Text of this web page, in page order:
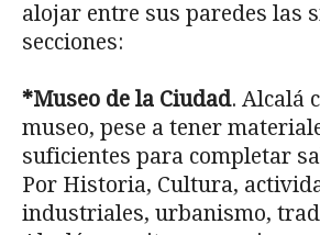
alojar entre sus paredes las
secciones:
*Museo de la Ciudad. Alcalá
museo, pese a tener
suficientes para completar
Por Historia, Cultura,
industriales, urbanismo,